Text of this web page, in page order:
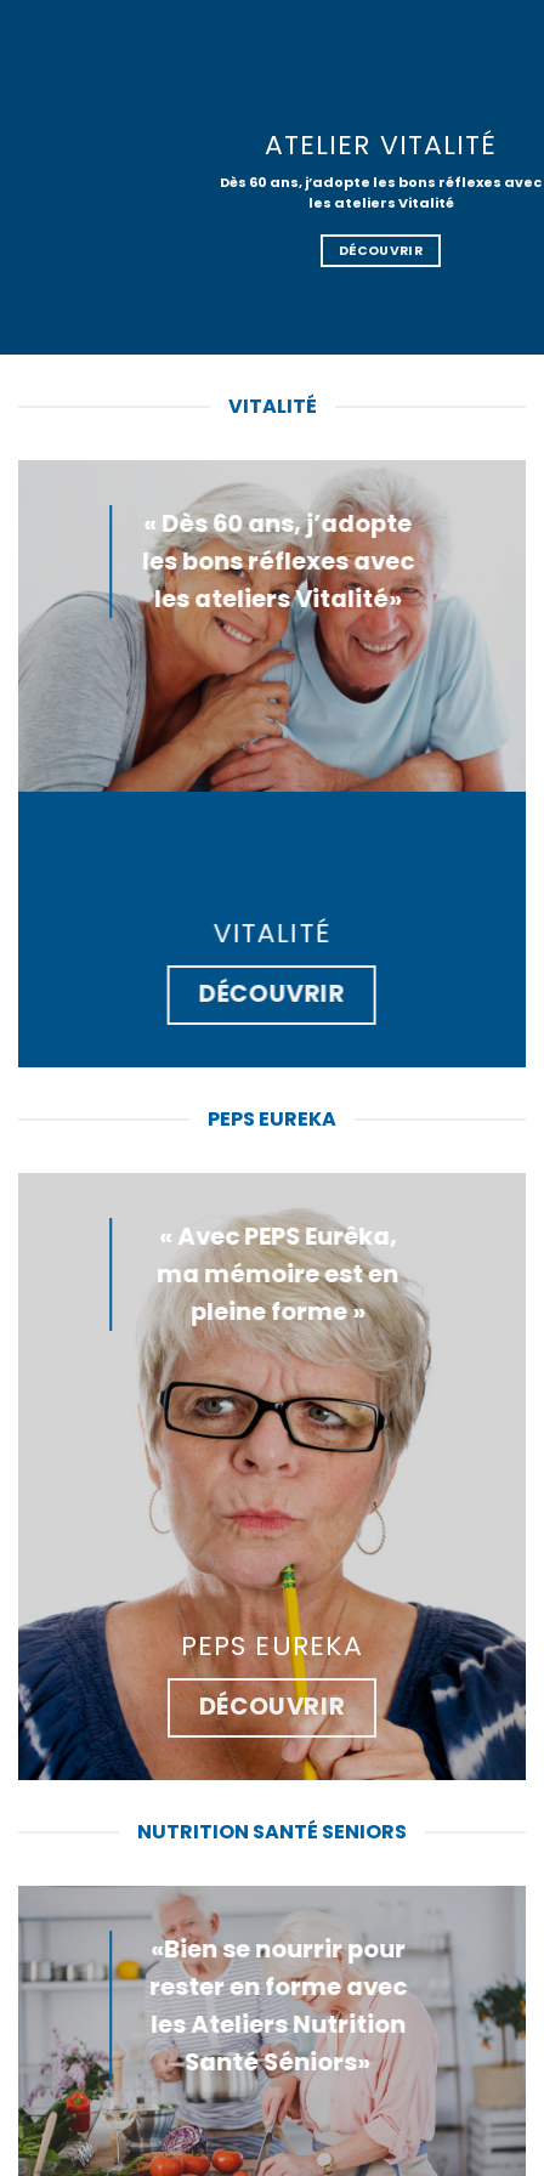
ans, j’adopte les bons réflexes avec
VITALITÉ
VITALITÉ
DÉCOUVRIR
« Dès 60 ans, j’adopte
les bons réflexes avec
les ateliers Vitalité»
PEPS EUREKA
« Avec PEPS Eurêka,
ma mémoire est en
pleine forme »
PEPS EUREKA
DÉCOUVRIR
NUTRITION SANTÉ SENIORS
«Bien se nourrir pour
rester en forme avec
les Ateliers Nutrition
Santé Séniors»